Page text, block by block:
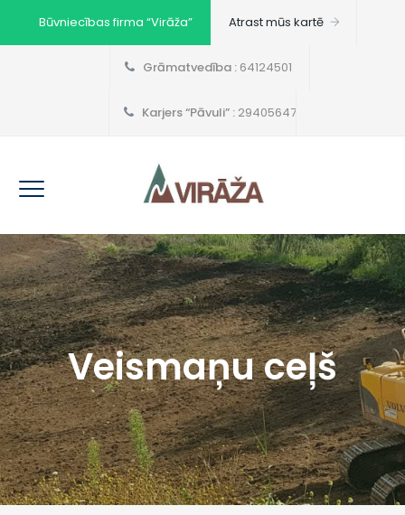
Būvniecības firma “Virāža” Atrast mūs kartē
Grāmatvedība :64124501
Karjers “Pāvuli” : 29405647
Veismaņu ceļš